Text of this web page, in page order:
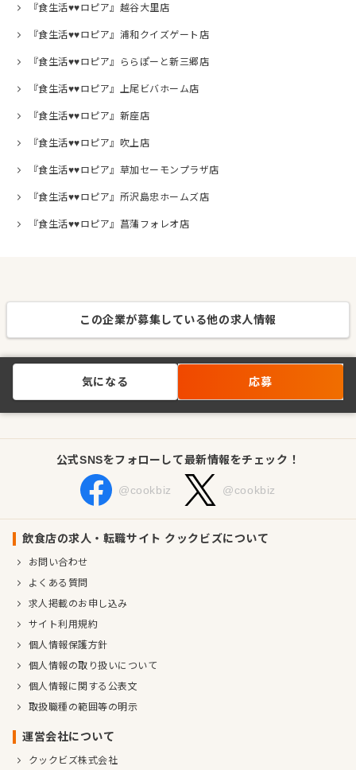
『食生活♥♥ロピア』越谷大里店
『食生活♥♥ロピア』浦和クイズゲート店
『食生活♥♥ロピア』ららぽーと新三郷店
『食生活♥♥ロピア』上尾ビバホーム店
『食生活♥♥ロピア』新座店
『食生活♥♥ロピア』吹上店
『食生活♥♥ロピア』草加セーモンプラザ店
『食生活♥♥ロピア』所沢島忠ホームズ店
『食生活♥♥ロピア』菖蒲フォレオ店
この企業が募集している他の求人情報
気になる 応募
公式SNSをフォローして最新情報をチェック！
@cookbiz @cookbiz
飲食店の求人・転職サイト クックビズについて
お問い合わせ
よくある質問
求人掲載のお申し込み
サイト利用規約
個人情報保護方針
個人情報の取り扱いについて
個人情報に関する公表文
取扱職種の範囲等の明示
運営会社について
クックビズ株式会社